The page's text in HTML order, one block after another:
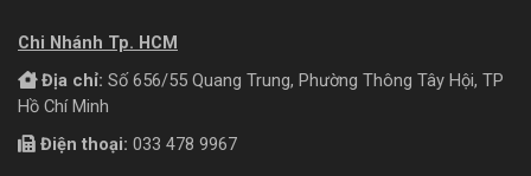
Chi Nhánh Tp. HCM
Địa chỉ: Số 656/55 Quang Trung, Phường Thông Tây Hội, TP
Hồ Chí Minh
Điện thoại: 033 478 9967